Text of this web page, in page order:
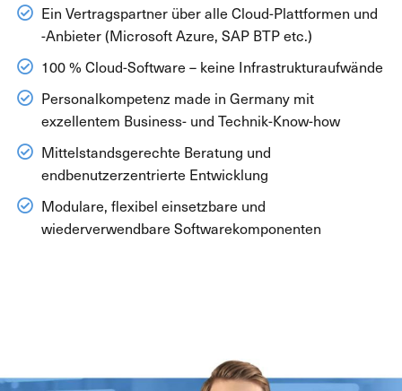
Ein Vertragspartner über alle Cloud-Plattformen und
-Anbieter (Microsoft Azure, SAP BTP etc.)
100 % Cloud-Software – keine Infrastrukturaufwände
Personalkompetenz made in Germany mit
exzellentem Business- und Technik-Know-how
Mittelstandsgerechte Beratung und
endbenutzerzentrierte Entwicklung
Modulare, flexibel einsetzbare und
wiederverwendbare Softwarekomponenten